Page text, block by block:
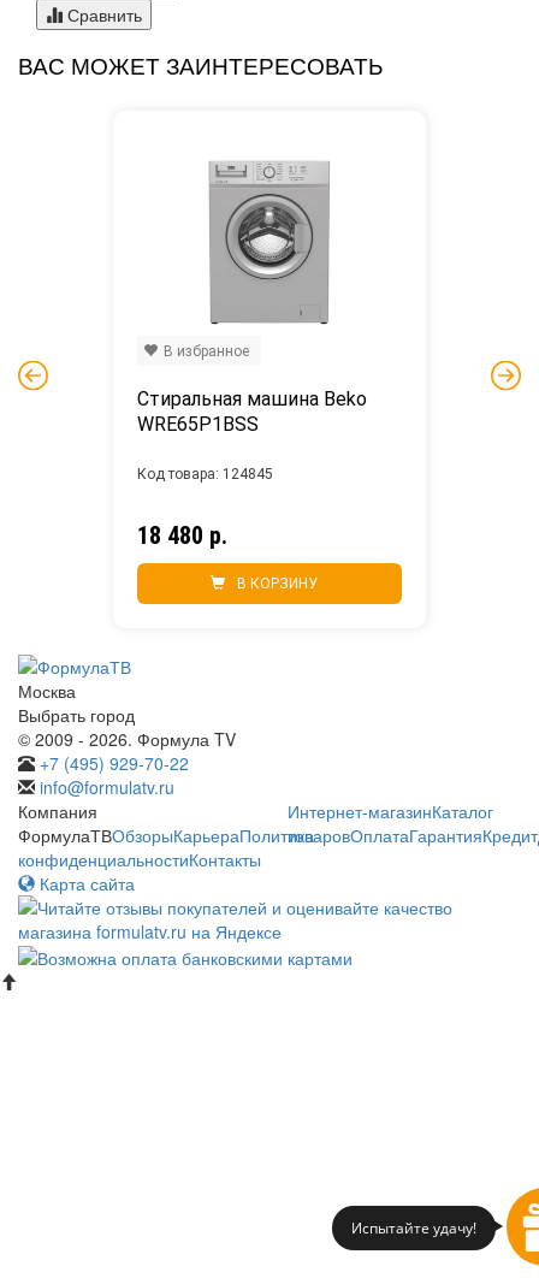
Сравнить
ВАС МОЖЕТ ЗАИНТЕРЕСОВАТЬ
Стиральная машина Beko
WRE65P1BSS
18 480 р.
В КОРЗИНУ
Код товара: 124845
В избранное
Москва
Выбрать город
© 2009 - 2026. Формула TV
+7 (495) 929-70-22
info@formulatv.ru
Компания
ФормулаТВОбзорыКарьераПолитика
конфиденциальностиКонтакты
Интернет-магазинКаталог
товаровОплатаГарантияКредит
Карта сайта
Испытайте удачу!